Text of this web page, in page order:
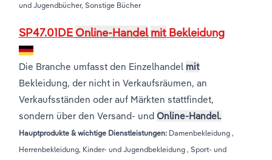
und Jugendbücher, Sonstige Bücher
SP47.01DE Online-Handel mitBekleidung
Die Branche umfasst den Einzelhandel mit
Bekleidung, der nicht in Verkaufsräumen, an
Verkaufsständen oder auf Märkten stattfindet,
sondern über den Versand- und Online-Handel.
Hauptprodukte & wichtige Dienstleistungen:Damenbekleidung ,
Herrenbekleidung, Kinder- und Jugendbekleidung , Sport- und